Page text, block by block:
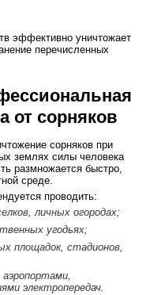
эффективно уничтожает
перечисленных
от сорняков
сорняков при
землях силы человека
размножается быстро,
среде.
проводить:
личных огородах;
угодьях;
площадок, стадионов,
аэропортами,
электропередач.